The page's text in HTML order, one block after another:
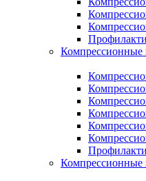
Компрессионные
Компрессионные